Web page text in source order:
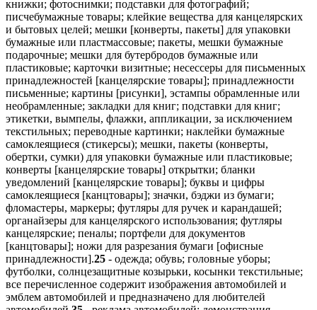
книжки; фотоснимки; подставки для фотографий;
писчебумажные товары; клейкие вещества для канцелярских
и бытовых целей; мешки [конверты, пакеты] для упаковки
бумажные или пластмассовые; пакеты, мешки бумажные
подарочные; мешки для бутербродов бумажные или
пластиковые; карточки визитные; несессеры для письменных
принадлежностей [канцелярские товары]; принадлежности
письменные; картины [рисунки], эстампы обрамленные или
необрамленные; закладки для книг; подставки для книг;
этикетки, вымпелы, флажки, аппликации, за исключением
текстильных; переводные картинки; наклейки бумажные
самоклеящиеся (стикерсы); мешки, пакеты (конверты,
обертки, сумки) для упаковки бумажные или пластиковые;
конверты [канцелярские товары] открытки; бланки
уведомлений [канцелярские товары]; буквы и цифры
самоклеящиеся [канцтовары]; значки, бэджи из бумаги;
фломастеры, маркеры; футляры для ручек и карандашей;
органайзеры для канцелярского использования; футляры
канцелярские; пеналы; портфели для документов
[канцтовары]; ножи для разрезания бумаги [офисные
принадлежности].25 - одежда; обувь; головные уборы;
футболки, солнцезащитные козырьки, косынки текстильные;
все перечисленное содержит изображения автомобилей и
эмблем автомобилей и предназначено для любителей